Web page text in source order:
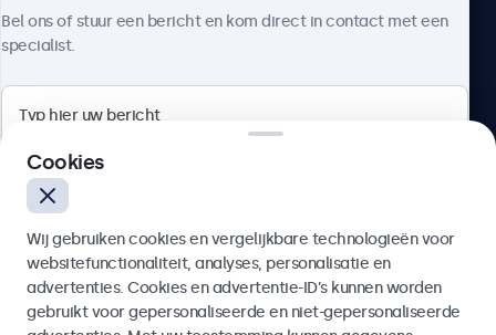
4.8/5 door 5000+ bedrijven
Nederlands
Bel ons of stuur een bericht en kom direct in contact met een
specialist.
Cookies
Wij gebruiken cookies en vergelijkbare technologieën voor
websitefunctionaliteit, analyses, personalisatie en
advertenties. Cookies en advertentie-ID’s kunnen worden
gebruikt voor gepersonaliseerde en niet-gepersonaliseerde